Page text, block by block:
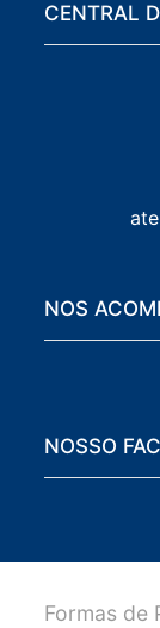
CENTRAL
NOS
NOSSO
Formas de